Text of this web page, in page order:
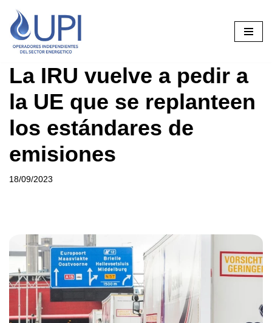
Saltar
al
La IRU vuelve a pedir a
la UE que se replanteen
los estándares de
emisiones
18/09/2023